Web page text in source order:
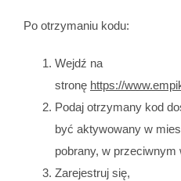
Po otrzymaniu kodu:
Wejdź na
stronę https://
Podaj otrzymany kod
być aktywowany w
pobrany, w przeciwnym
Zarejestruj się,